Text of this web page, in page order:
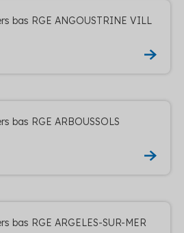
bas RGE ANGOUSTRINE VILL
bas RGE ARBOUSSOLS
bas RGE ARGELES-SUR-MER